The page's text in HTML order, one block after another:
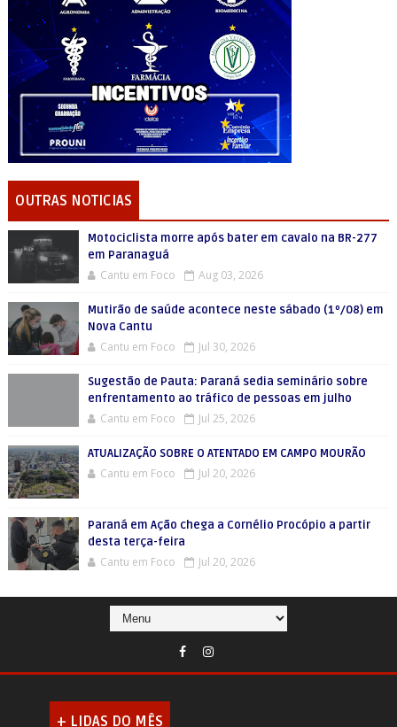
OUTRAS NOTICIAS
Motociclista morre após bater em cavalo na BR-277
em Paranaguá
Cantu em Foco Aug 03, 2026
Mutirão de saúde acontece neste sábado (1º/08) em
Nova Cantu
Cantu em Foco Jul 30, 2026
Sugestão de Pauta: Paraná sedia seminário sobre
enfrentamento ao tráfico de pessoas em julho
Cantu em Foco Jul 25, 2026
ATUALIZAÇÃO SOBRE O ATENTADO EM CAMPO MOURÃO
Cantu em Foco Jul 20, 2026
Paraná em Ação chega a Cornélio Procópio a partir
desta terça-feira
Cantu em Foco Jul 20, 2026
+ LIDAS DO MÊS